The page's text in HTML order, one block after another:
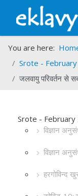
You are here:
Srote -
जलवायु परिवर्तन से
Srote - February
विज्ञान
विज्ञान
हरगोविन्द